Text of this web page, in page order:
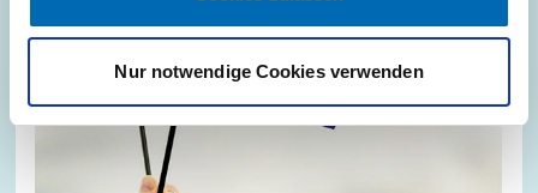
Nur notwendige Cookies verwenden